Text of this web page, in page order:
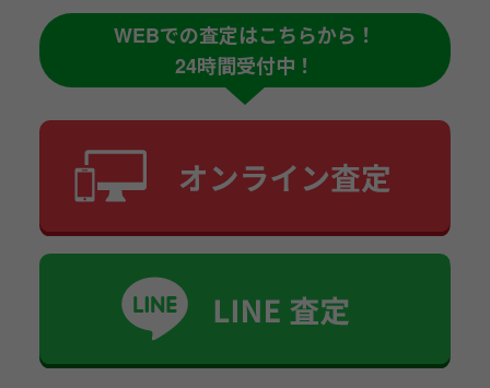
WEBでの査定はこちらから！
24時間受付中！